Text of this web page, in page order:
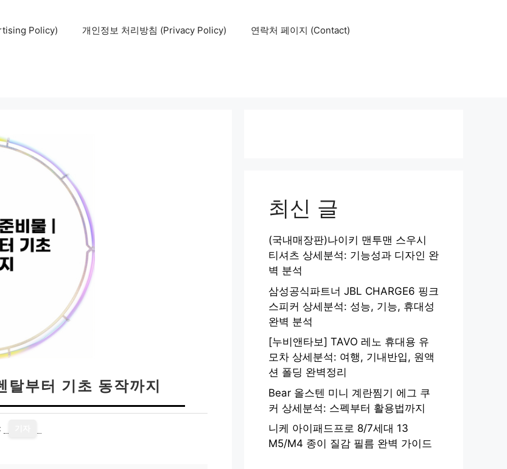
Policy) 개인정보 처리방침 (Privacy Policy) 연락처 페이지 (Contact)
부터 기초 동작까지
최신 글
(국내매장판)나이키 맨투맨 스우시
티셔츠 상세분석: 기능성과 디자인 완
벽 분석
삼성공식파트너 JBL CHARGE6 핑크
스피커 상세분석: 성능, 기능, 휴대성
완벽 분석
[누비앤타보] TAVO 레노 휴대용 유
모차 상세분석: 여행, 기내반입, 원액
션 폴딩 완벽정리
Bear 올스텐 미니 계란찜기 에그 쿠
커 상세분석: 스펙부터 활용법까지
니케 아이패드프로 8/7세대 13
M5/M4 종이 질감 필름 완벽 가이드